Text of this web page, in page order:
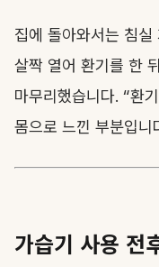
집에 돌아와서는 침
살짝 열어 환기를 한
마무리했습니다. “환
몸으로 느낀 부분입니
가습기 사용 전